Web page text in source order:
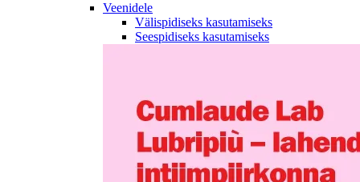
Veenidele
Välispidiseks kasutamiseks
Seespidiseks kasutamiseks